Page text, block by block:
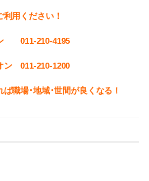
用ください！
011-210-4195
ン 011‐210-1200
職場･地域･世間が良くなる！